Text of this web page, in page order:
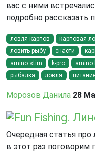
вас с ними
подробно рассказать
ловля карпов карповая
ловить рыбу
снасти
amino stim
k-pro amino
рыбалка
ловля
Морозов Данила 28
Fun Fishing.
Очередная статья про
в этот раз поговорим